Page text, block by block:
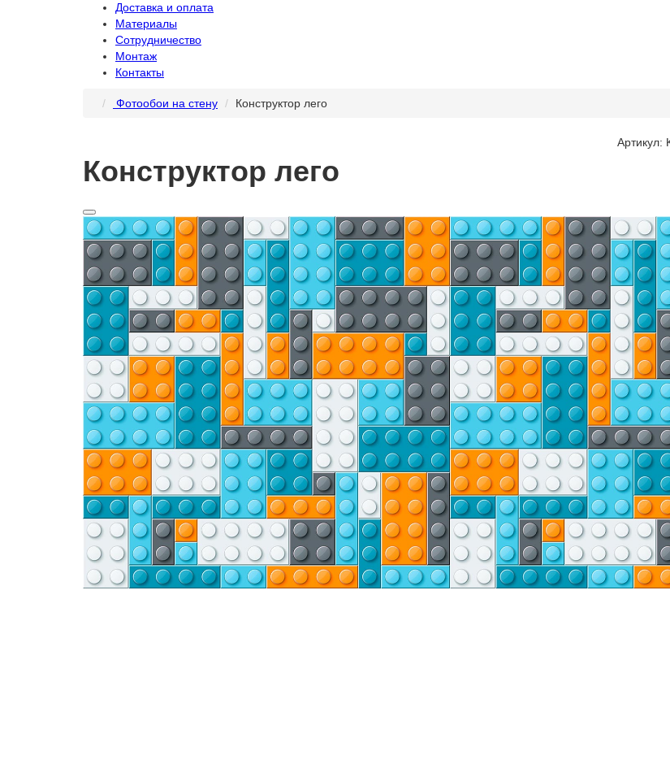
Доставка и оплата
Материалы
Сотрудничество
Монтаж
Контакты
Фотообои на стену Конструктор лего
Конструктор лего
Артикул: